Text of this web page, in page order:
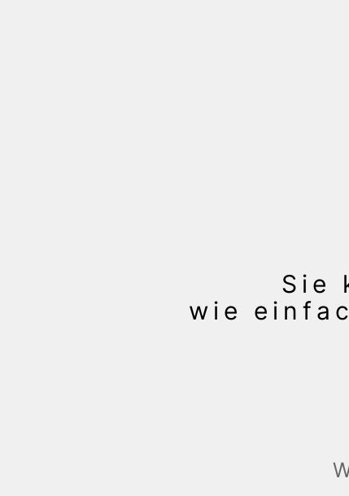
Sie
wie